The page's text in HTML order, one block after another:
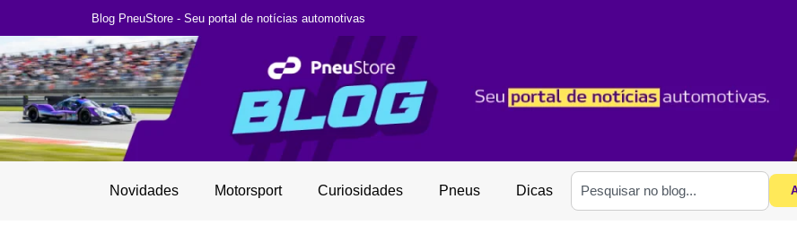
Blog PneuStore - Seu portal de notícias automotivas
Novidades Motorsport Curiosidades Pneus Dicas